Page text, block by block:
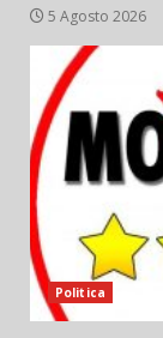
5 Agosto 2026
Politica